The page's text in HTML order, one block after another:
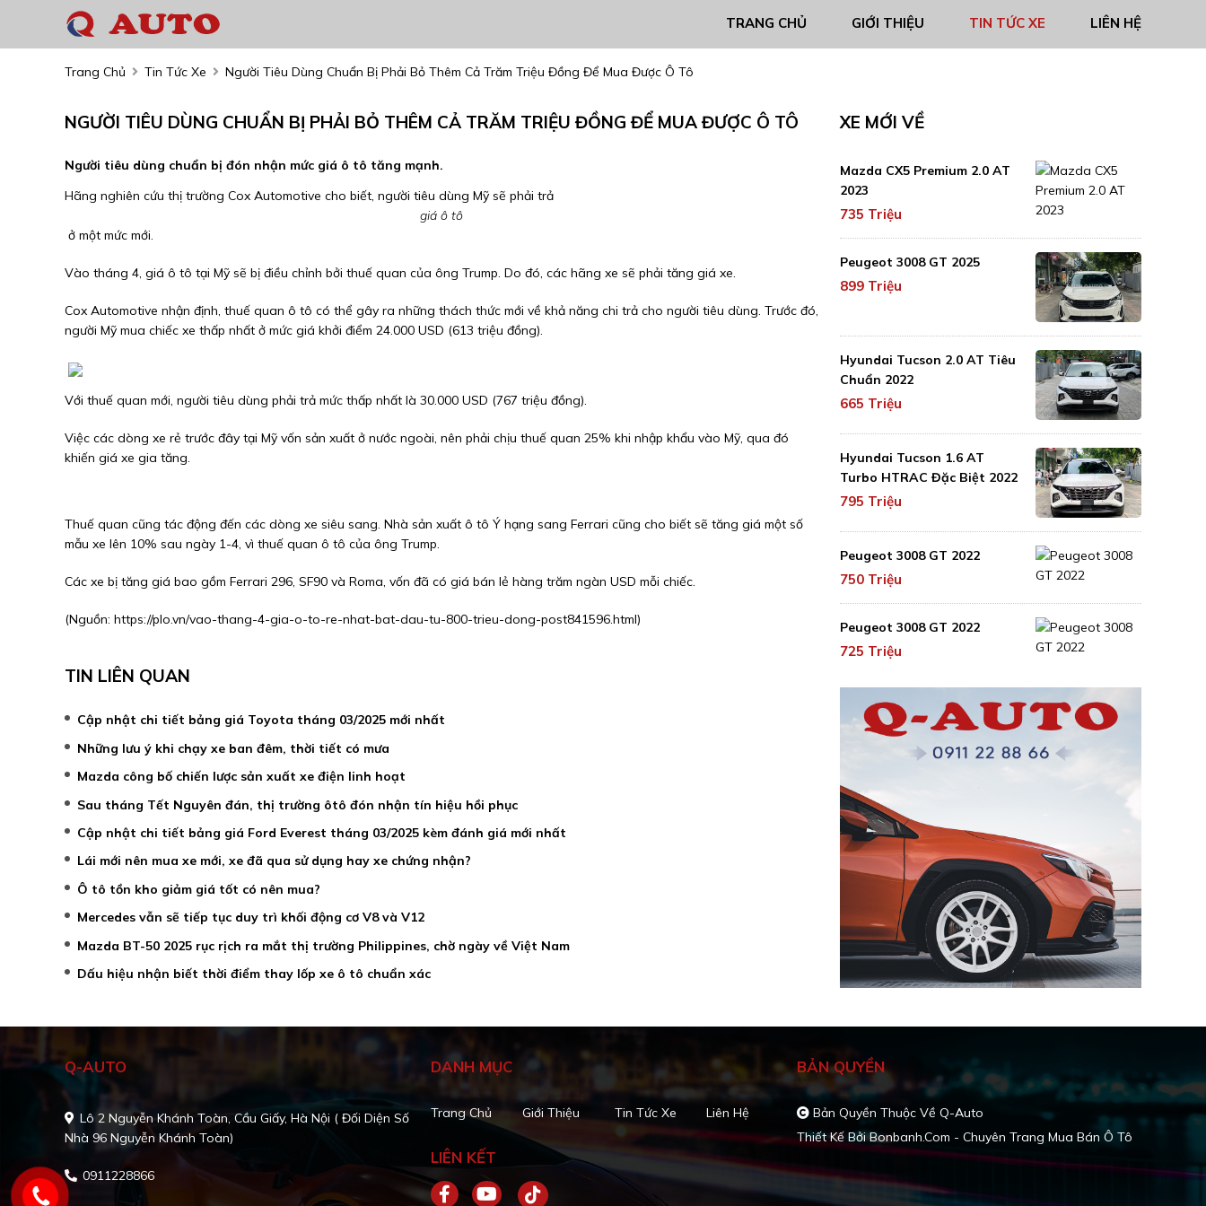
TRANG CHỦ GIỚI THIỆU TIN TỨC XE LIÊN HỆ
Trang Chủ Tin Tức Xe Người Tiêu Dùng Chuẩn Bị Phải Bỏ Thêm Cả Trăm Triệu Đồng Để Mua Được Ô Tô
NGƯỜI TIÊU DÙNG CHUẨN BỊ PHẢI BỎ THÊM CẢ TRĂM TRIỆU ĐỒNG ĐỂ MUA ĐƯỢC Ô TÔ
Người tiêu dùng chuẩn bị đón nhận mức giá ô tô tăng mạnh.
Hãng nghiên cứu thị trường Cox Automotive cho biết, người tiêu dùng Mỹ sẽ phải trả
giá ô tô
ở một mức mới.
Vào tháng 4, giá ô tô tại Mỹ sẽ bị điều chỉnh bởi thuế quan của ông Trump. Do đó, các hãng xe sẽ phải tăng giá xe.
Cox Automotive nhận định, thuế quan ô tô có thể gây ra những thách thức mới về khả năng chi trả cho người tiêu dùng. Trước đó,
người Mỹ mua chiếc xe thấp nhất ở mức giá khởi điểm 24.000 USD (613 triệu đồng).
Với thuế quan mới, người tiêu dùng phải trả mức thấp nhất là 30.000 USD (767 triệu đồng).
Việc các dòng xe rẻ trước đây tại Mỹ vốn sản xuất ở nước ngoài, nên phải chịu thuế quan 25% khi nhập khẩu vào Mỹ, qua đó
khiến giá xe gia tăng.
Thuế quan cũng tác động đến các dòng xe siêu sang. Nhà sản xuất ô tô Ý hạng sang Ferrari cũng cho biết sẽ tăng giá một số
mẫu xe lên 10% sau ngày 1-4, vì thuế quan ô tô của ông Trump.
Các xe bị tăng giá bao gồm Ferrari 296, SF90 và Roma, vốn đã có giá bán lẻ hàng trăm ngàn USD mỗi chiếc.
(Nguồn: https://plo.vn/vao-thang-4-gia-o-to-re-nhat-bat-dau-tu-800-trieu-dong-post841596.html)
TIN LIÊN QUAN
Cập nhật chi tiết bảng giá Toyota tháng 03/2025 mới nhất
Những lưu ý khi chạy xe ban đêm, thời tiết có mưa
Mazda công bố chiến lược sản xuất xe điện linh hoạt
Sau tháng Tết Nguyên đán, thị trường ôtô đón nhận tín hiệu hồi phục
Cập nhật chi tiết bảng giá Ford Everest tháng 03/2025 kèm đánh giá mới nhất
Lái mới nên mua xe mới, xe đã qua sử dụng hay xe chứng nhận?
Ô tô tồn kho giảm giá tốt có nên mua?
Mercedes vẫn sẽ tiếp tục duy trì khối động cơ V8 và V12
Mazda BT-50 2025 rục rịch ra mắt thị trường Philippines, chờ ngày về Việt Nam
Dấu hiệu nhận biết thời điểm thay lốp xe ô tô chuẩn xác
XE MỚI VỀ
Mazda CX5 Premium 2.0 AT
2023
735 Triệu
Peugeot 3008 GT 2025
899 Triệu
Hyundai Tucson 2.0 AT Tiêu
Chuẩn 2022
665 Triệu
Hyundai Tucson 1.6 AT
Turbo HTRAC Đặc Biệt 2022
795 Triệu
Peugeot 3008 GT 2022
750 Triệu
Peugeot 3008 GT 2022
725 Triệu
Q-AUTO
Lô 2 Nguyễn Khánh Toàn, Cầu Giấy, Hà Nội ( Đối Diện Số
Nhà 96 Nguyễn Khánh Toàn)
0911228866
DANH MỤC
Trang Chủ Giới Thiệu Tin Tức Xe Liên Hệ
LIÊN KẾT
BẢN QUYỀN
Bản Quyền Thuộc Về Q-Auto
Thiết Kế BởiBonbanh.com - Chuyên Trang Mua Bán Ô Tô